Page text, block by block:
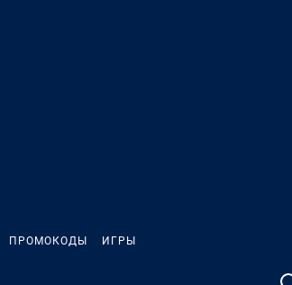
ПРОМОКОДЫ ИГРЫ